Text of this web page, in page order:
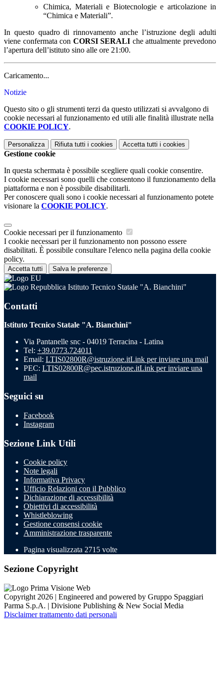
Chimica, Materiali e Biotecnologie e articolazione in
“Chimica e Materiali”.
In questo quadro di rinnovamento anche l’istruzione degli adulti
viene confermata con CORSI SERALI che attualmente prevedono
l’apertura dell’istituto sino alle ore 21:00.
Caricamento...
Notizie
Questo sito o gli strumenti terzi da questo utilizzati si avvalgono di
cookie necessari al funzionamento ed utili alle finalità illustrate nella
COOKIE POLICY.
Personalizza Rifiuta tutti i cookies Accetta tutti i cookies
Gestione cookie
In questa schermata è possibile scegliere quali cookie consentire.
I cookie necessari sono quelli che consentono il funzionamento della
piattaforma e non è possibile disabilitarli.
Per conoscere quali sono i cookie necessari al funzionamento potete
visionare la COOKIE POLICY.
Cookie necessari per il funzionamento
I cookie necessari per il funzionamento non possono essere
disabilitati. È possibile consultare l'elenco nella pagina della cookie
policy.
Accetta tutti Salva le preferenze
Istituto Tecnico Statale "A. Bianchini"
Contatti
Istituto Tecnico Statale "A. Bianchini"
Via Pantanelle snc - 04019 Terracina - Latina
Tel: +39.0773.724011
Email: LTIS02800R@istruzione.itLink per inviare una mail
PEC: LTIS02800R@pec.istruzione.itLink per inviare una
mail
Seguici su
Facebook
Instagram
Sezione Link Utili
Cookie policy
Note legali
Informativa Privacy
Ufficio Relazioni con il Pubblico
Dichiarazione di accessibilità
Obiettivi di accessibilità
Whistleblowing
Gestione consensi cookie
Amministrazione trasparente
Pagina visualizzata 2715 volte
Sezione Copyright
Copyright 2026 | Engineered and powered by Gruppo Spaggiari
Parma S.p.A. | Divisione Publishing & New Social Media
Disclaimer trattamento dati personali